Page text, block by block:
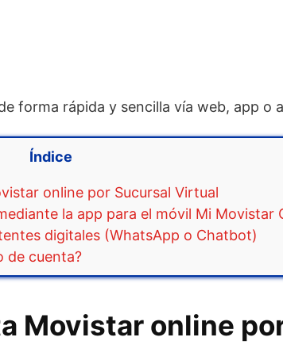
forma rápida y sencilla vía web, app o
Índice
online por Sucursal Virtual
la app para el móvil Mi Movistar
digitales (WhatsApp o Chatbot)
de cuenta?
Movistar online